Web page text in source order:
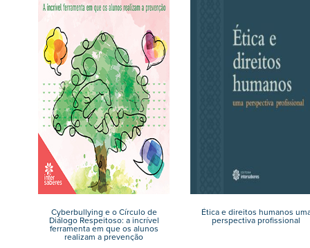
Cyberbullying e o Círculo de
Diálogo Respeitoso: a incrível
ferramenta em que os alunos
realizam a prevenção
Ética e direitos humanos
perspectiva profissional